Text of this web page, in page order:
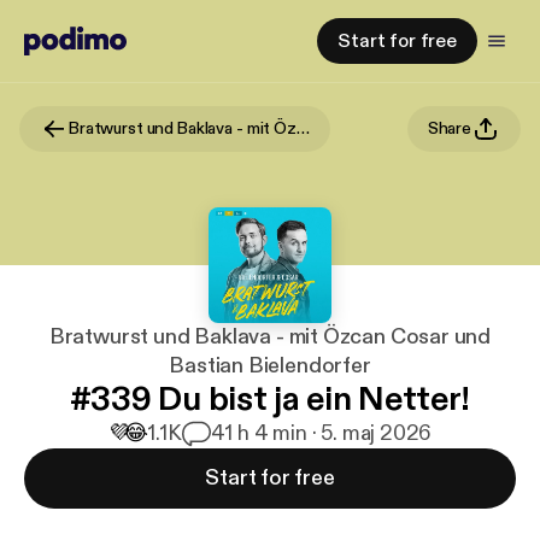
Start for free
Bratwurst und Baklava - mit Özcan Cosar und Bastian Bielendorfer Share
Bratwurst und Baklava - mit Özcan Cosar und
Bastian Bielendorfer
#339 Du bist ja ein Netter!
💜😂1.1K 41 h 4 min · 5. maj 2026
Start for free